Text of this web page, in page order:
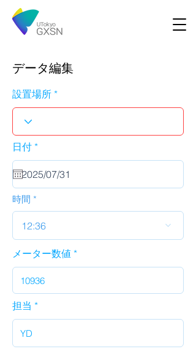
データ編集
設置場所
日付 *r
u
i
d
時間
12:36
メーター数値
担当